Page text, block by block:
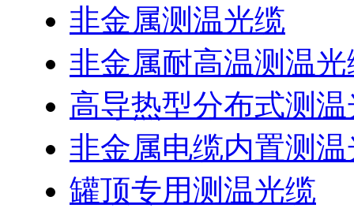
非金属测温光缆
非金属耐高温测温光
高导热型分布式测
非金属电缆内置测
罐顶专用测温光缆